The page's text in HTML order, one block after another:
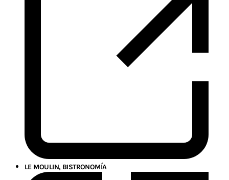
LE MOULIN, BISTRONOMÍA